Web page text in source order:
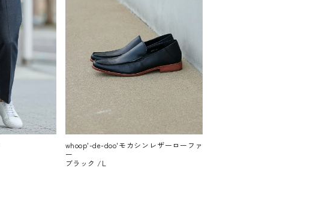
whoop'-de-doo'モカシンレザーローファ
ー
ブラック /L